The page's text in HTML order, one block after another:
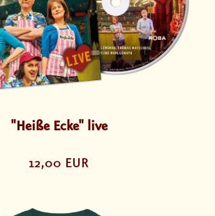
"Heiße Ecke" live
12,00 EUR